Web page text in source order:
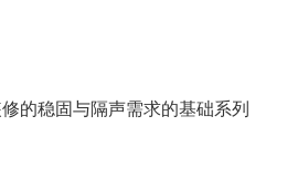
的稳固与隔声需求的基础系列